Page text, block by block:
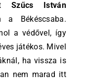
Szűcs István
a Békéscsaba.
a védővel, így
játékos. Mivel
ha vissza is
nem marad itt